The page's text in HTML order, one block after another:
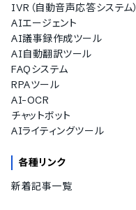
IVR（自動音声応答システム）
AIエージェント
AI議事録作成ツール
AI自動翻訳ツール
FAQシステム
RPAツール
AI-OCR
チャットボット
AIライティングツール
各種リンク
新着記事一覧